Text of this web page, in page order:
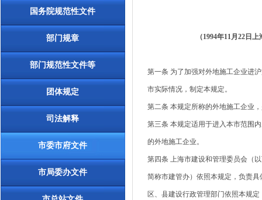
国务院规范性文件
部门规章
部门规范性文件等
团体规定
司法解释
市委市府文件
市局委办文件
（1994年11月22日
第一条 为了加强对外地施工企业进
市实际情况，制定本规定。
第二条 本规定所称的外地施工企业
第三条 本规定适用于进入本市范围
的外地施工企业。
第四条 上海市建设和管理委员会（
简称市建管办）依照本规定，负责具
区、县建设行政管理部门依照本规